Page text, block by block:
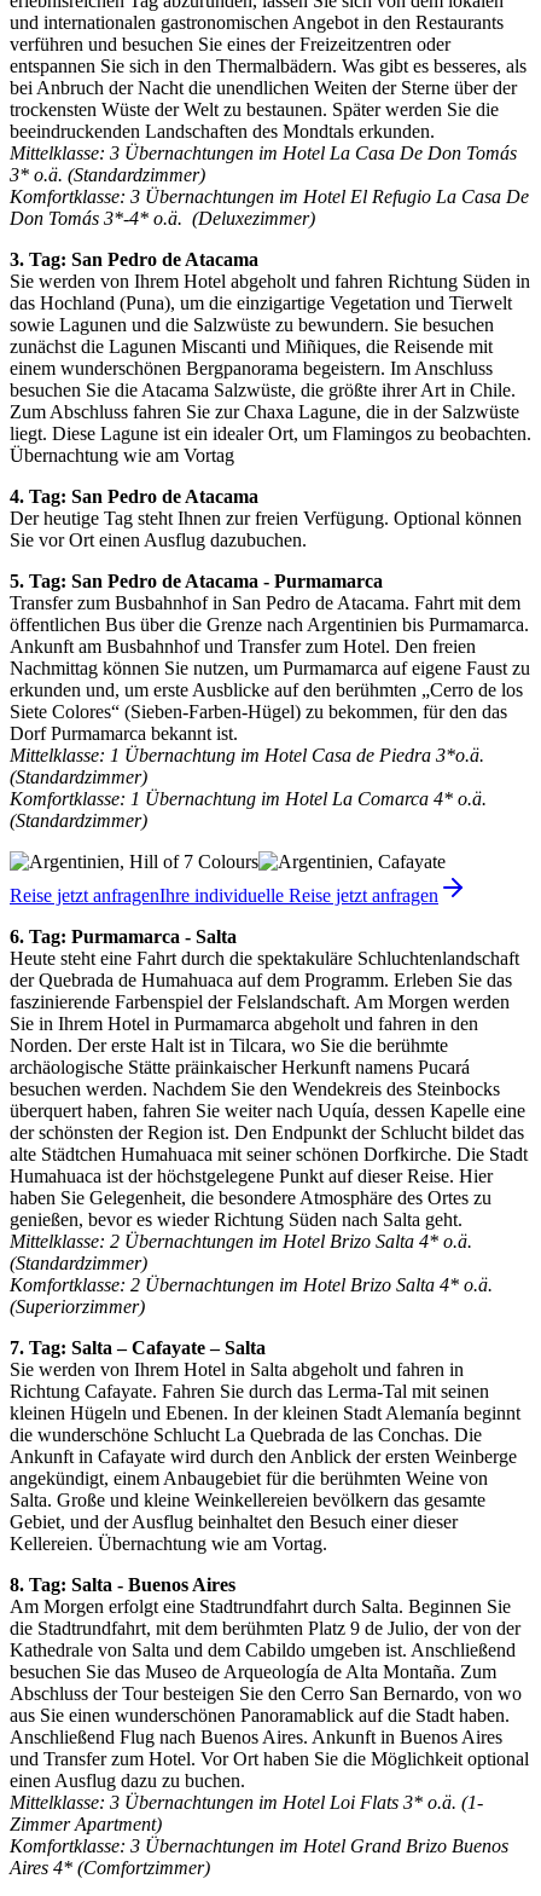
und internationalen gastronomischen Angebot in den Restaurants
verführen und besuchen Sie eines der Freizeitzentren oder
entspannen Sie sich in den Thermalbädern. Was gibt es besseres, als
bei Anbruch der Nacht die unendlichen Weiten der Sterne über der
trockensten Wüste der Welt zu bestaunen. Später werden Sie die
beeindruckenden Landschaften des Mondtals erkunden.
Mittelklasse: 3 Übernachtungen im Hotel La Casa De Don Tomás
3* o.ä. (Standardzimmer)
Komfortklasse: 3 Übernachtungen im Hotel El Refugio La Casa De
Don Tomás 3*-4* o.ä. (Deluxezimmer)
3. Tag: San Pedro de Atacama
Sie werden von Ihrem Hotel abgeholt und fahren Richtung Süden in
das Hochland (Puna), um die einzigartige Vegetation und Tierwelt
sowie Lagunen und die Salzwüste zu bewundern. Sie besuchen
zunächst die Lagunen Miscanti und Miñiques, die Reisende mit
einem wunderschönen Bergpanorama begeistern. Im Anschluss
besuchen Sie die Atacama Salzwüste, die größte ihrer Art in Chile.
Zum Abschluss fahren Sie zur Chaxa Lagune, die in der Salzwüste
liegt. Diese Lagune ist ein idealer Ort, um Flamingos zu beobachten.
Übernachtung wie am Vortag
4. Tag: San Pedro de Atacama
Der heutige Tag steht Ihnen zur freien Verfügung. Optional können
Sie vor Ort einen Ausflug dazubuchen.
5. Tag: San Pedro de Atacama - Purmamarca
Transfer zum Busbahnhof in San Pedro de Atacama. Fahrt mit dem
öffentlichen Bus über die Grenze nach Argentinien bis Purmamarca.
Ankunft am Busbahnhof und Transfer zum Hotel. Den freien
Nachmittag können Sie nutzen, um Purmamarca auf eigene Faust zu
erkunden und, um erste Ausblicke auf den berühmten „Cerro de los
Siete Colores“ (Sieben-Farben-Hügel) zu bekommen, für den das
Dorf Purmamarca bekannt ist.
Mittelklasse: 1 Übernachtung im Hotel Casa de Piedra 3*o.ä.
(Standardzimmer)
Komfortklasse: 1 Übernachtung im Hotel La Comarca 4* o.ä.
(Standardzimmer)
Reise jetzt anfragenIhre individuelle Reise jetzt anfragen
6. Tag: Purmamarca - Salta
Heute steht eine Fahrt durch die spektakuläre Schluchtenlandschaft
der Quebrada de Humahuaca auf dem Programm. Erleben Sie das
faszinierende Farbenspiel der Felslandschaft. Am Morgen werden
Sie in Ihrem Hotel in Purmamarca abgeholt und fahren in den
Norden. Der erste Halt ist in Tilcara, wo Sie die berühmte
archäologische Stätte präinkaischer Herkunft namens Pucará
besuchen werden. Nachdem Sie den Wendekreis des Steinbocks
überquert haben, fahren Sie weiter nach Uquía, dessen Kapelle eine
der schönsten der Region ist. Den Endpunkt der Schlucht bildet das
alte Städtchen Humahuaca mit seiner schönen Dorfkirche. Die Stadt
Humahuaca ist der höchstgelegene Punkt auf dieser Reise. Hier
haben Sie Gelegenheit, die besondere Atmosphäre des Ortes zu
genießen, bevor es wieder Richtung Süden nach Salta geht.
Mittelklasse: 2 Übernachtungen im Hotel Brizo Salta 4* o.ä.
(Standardzimmer)
Komfortklasse: 2 Übernachtungen im Hotel Brizo Salta 4* o.ä.
(Superiorzimmer)
7. Tag: Salta – Cafayate – Salta
Sie werden von Ihrem Hotel in Salta abgeholt und fahren in
Richtung Cafayate. Fahren Sie durch das Lerma-Tal mit seinen
kleinen Hügeln und Ebenen. In der kleinen Stadt Alemanía beginnt
die wunderschöne Schlucht La Quebrada de las Conchas. Die
Ankunft in Cafayate wird durch den Anblick der ersten Weinberge
angekündigt, einem Anbaugebiet für die berühmten Weine von
Salta. Große und kleine Weinkellereien bevölkern das gesamte
Gebiet, und der Ausflug beinhaltet den Besuch einer dieser
Kellereien. Übernachtung wie am Vortag.
8. Tag: Salta - Buenos Aires
Am Morgen erfolgt eine Stadtrundfahrt durch Salta. Beginnen Sie
die Stadtrundfahrt, mit dem berühmten Platz 9 de Julio, der von der
Kathedrale von Salta und dem Cabildo umgeben ist. Anschließend
besuchen Sie das Museo de Arqueología de Alta Montaña. Zum
Abschluss der Tour besteigen Sie den Cerro San Bernardo, von wo
aus Sie einen wunderschönen Panoramablick auf die Stadt haben.
Anschließend Flug nach Buenos Aires. Ankunft in Buenos Aires
und Transfer zum Hotel. Vor Ort haben Sie die Möglichkeit optional
einen Ausflug dazu zu buchen.
Mittelklasse: 3 Übernachtungen im Hotel Loi Flats 3* o.ä. (1-
Zimmer Apartment)
Komfortklasse: 3 Übernachtungen im Hotel Grand Brizo Buenos
Aires 4* (Comfortzimmer)